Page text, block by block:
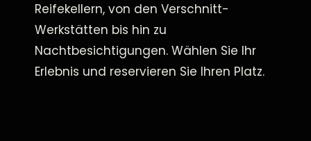
Reifekellern, von den Verschnitt-
Werkstätten bis hin zu
Nachtbesichtigungen. Wählen Sie Ihr
Erlebnis und reservieren Sie Ihren Platz.